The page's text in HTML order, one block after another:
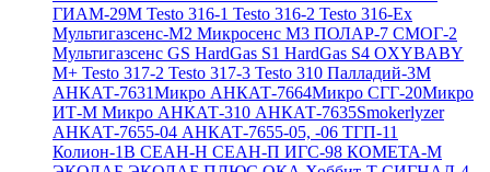
ГИАМ-29М Testo 316-1 Testo 316-2 Testo 316-Ex
Мультигазсенс-М2 Микросенс М3 ПОЛАР-7 СМОГ-2
Мультигазсенс GS HardGas S1 HardGas S4 OXYBABY
M+ Testo 317-2 Testo 317-3 Testo 310 Палладий-3М
АНКАТ-7631Микро АНКАТ-7664Микро СГГ-20Микро
ИТ-М Микро АНКАТ-310 АНКАТ-7635Smokerlyzer
АНКАТ-7655-04 АНКАТ-7655-05, -06 ТГП-11
Колион-1В СЕАН-Н СЕАН-П ИГС-98 КОМЕТА-М